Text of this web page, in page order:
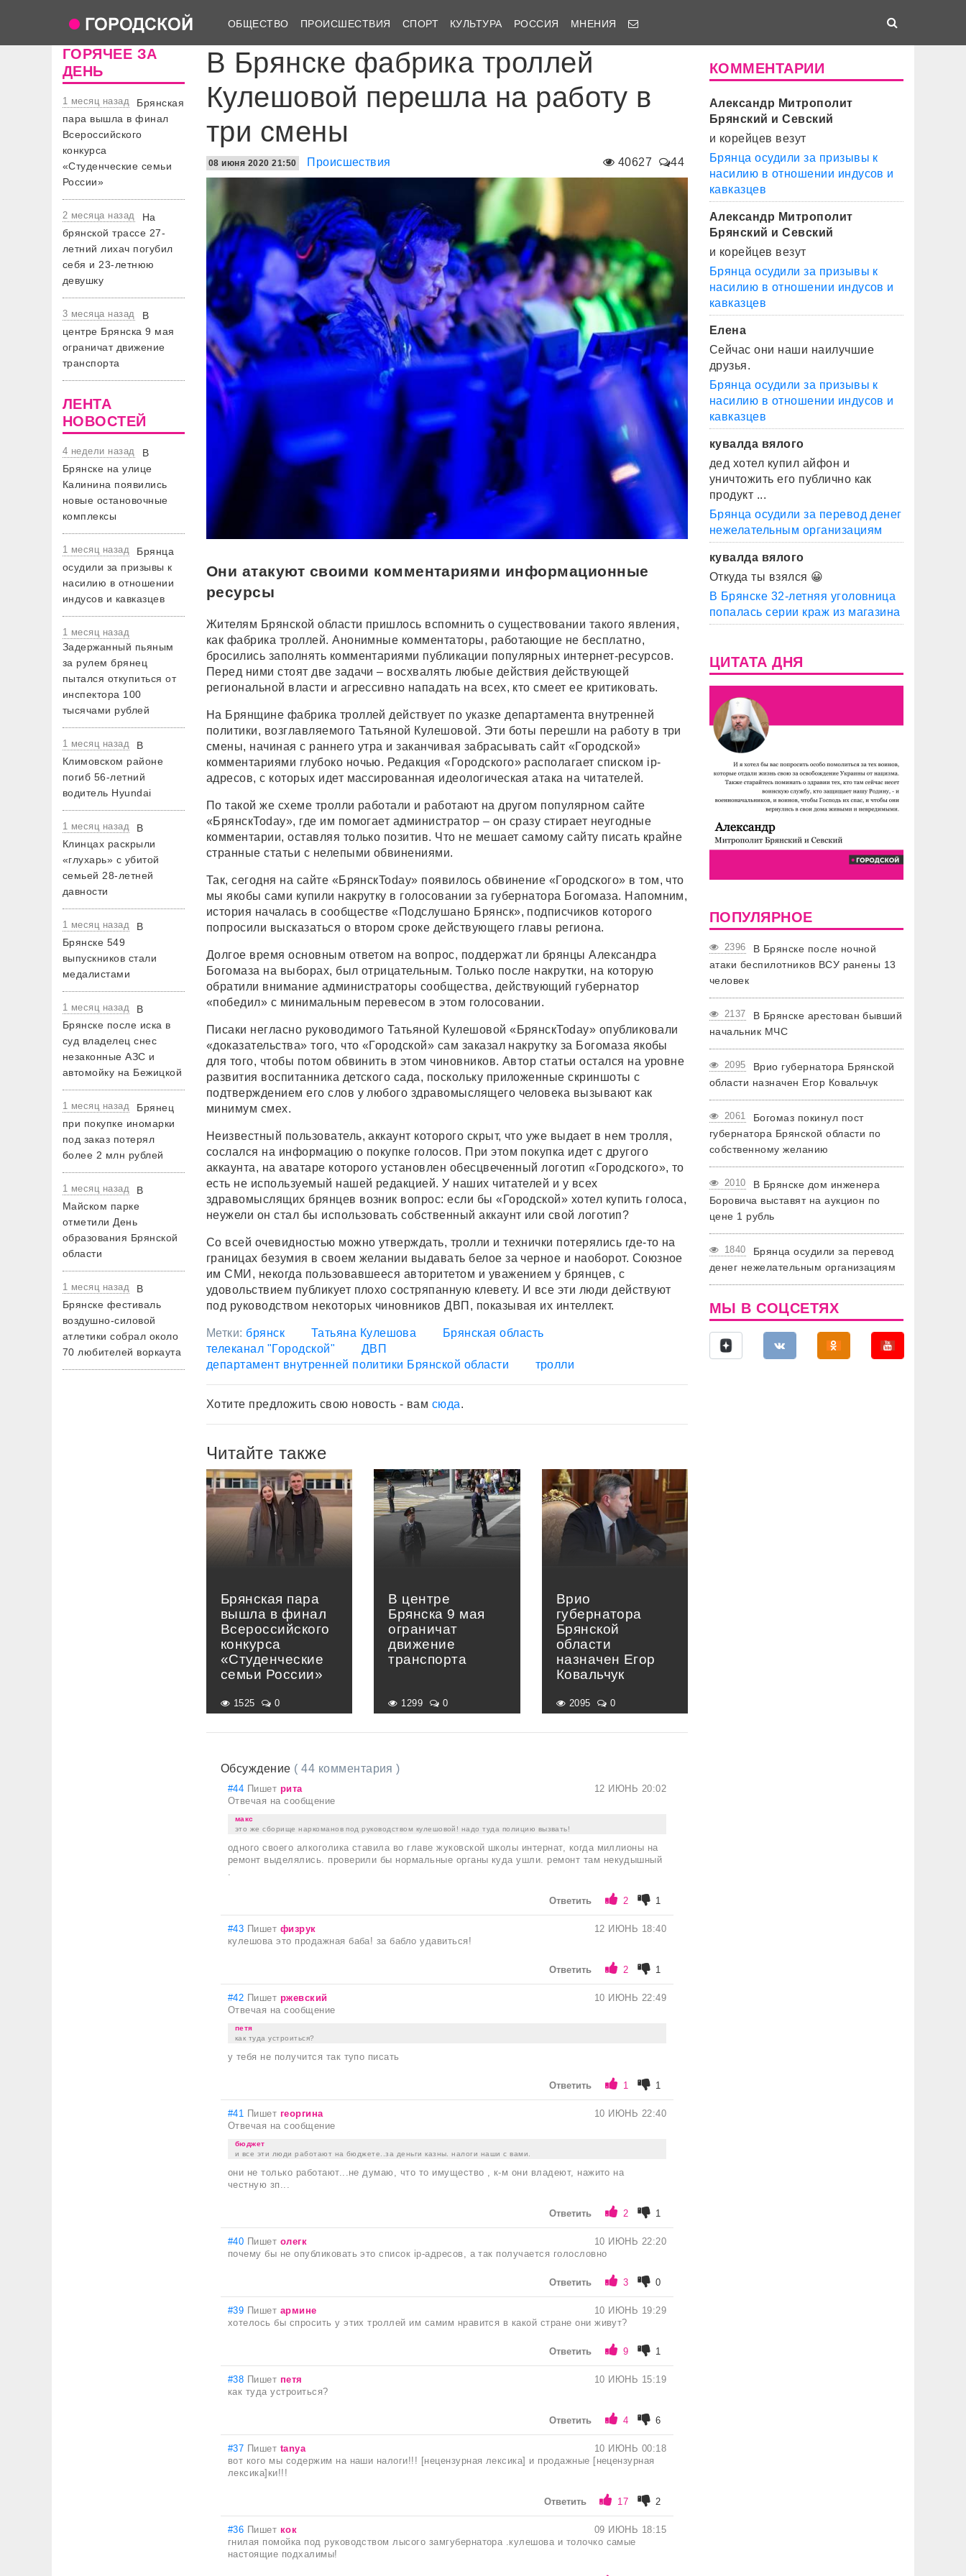
ОБЩЕСТВО ПРОИСШЕСТВИЯ СПОРТ КУЛЬТУРА РОССИЯ МНЕНИЯ
ГОРЯЧЕЕ ЗА
ДЕНЬ
1 месяц назад
Брянская
пара вышла в финал
Всероссийского
конкурса
«Студенческие семьи
России»
2 месяца назад
На
брянской трассе 27-
летний лихач погубил
себя и 23-летнюю
девушку
3 месяца назад
В
центре Брянска 9 мая
ограничат движение
транспорта
ЛЕНТА
НОВОСТЕЙ
4 недели назад
В
Брянске на улице
Калинина появились
новые остановочные
комплексы
1 месяц назад
Брянца
осудили за призывы к
насилию в отношении
индусов и кавказцев
1 месяц назад
Задержанный пьяным
за рулем брянец
пытался откупиться от
инспектора 100
тысячами рублей
1 месяц назад
В
Климовском районе
погиб 56-летний
водитель Hyundai
1 месяц назад
В
Клинцах раскрыли
«глухарь» с убитой
семьей 28-летней
давности
1 месяц назад
В
Брянске 549
выпускников стали
медалистами
1 месяц назад
В
Брянске после иска в
суд владелец снес
незаконные АЗС и
автомойку на Бежицкой
1 месяц назад
Брянец
при покупке иномарки
под заказ потерял
более 2 млн рублей
1 месяц назад
В
Майском парке
отметили День
образования Брянской
области
1 месяц назад
В
Брянске фестиваль
воздушно-силовой
атлетики собрал около
70 любителей воркаута
В Брянске фабрика троллей
Кулешовой перешла на работу в
три смены
40627 44
08 июня 2020 21:50 Происшествия
Они атакуют своими комментариями информационные
ресурсы
Жителям Брянской области пришлось вспомнить о существовании такого явления,
как фабрика троллей. Анонимные комментаторы, работающие не бесплатно,
бросились заполнять комментариями публикации популярных интернет-ресурсов.
Перед ними стоят две задачи – восхвалять любые действия действующей
региональной власти и агрессивно нападать на всех, кто смеет ее критиковать.
На Брянщине фабрика троллей действует по указке департамента внутренней
политики, возглавляемого Татьяной Кулешовой. Эти боты перешли на работу в три
смены, начиная с раннего утра и заканчивая забрасывать сайт «Городской»
комментариями глубоко ночью. Редакция «Городского» располагает списком ip-
адресов, с которых идет массированная идеологическая атака на читателей.
По такой же схеме тролли работали и работают на другом популярном сайте
«БрянскTodaу», где им помогает администратор – он сразу стирает неугодные
комментарии, оставляя только позитив. Что не мешает самому сайту писать крайне
странные статьи с нелепыми обвинениями.
Так, сегодня на сайте «БрянскToday» появилось обвинение «Городского» в том, что
мы якобы сами купили накрутку в голосовании за губернатора Богомаза. Напомним,
история началась в сообществе «Подслушано Брянск», подписчиков которого
попросили высказаться о втором сроке действующего главы региона.
Долгое время основным ответом на вопрос, поддержат ли брянцы Александра
Богомаза на выборах, был отрицательным. Только после накрутки, на которую
обратили внимание администраторы сообщества, действующий губернатор
«победил» с минимальным перевесом в этом голосовании.
Писаки негласно руководимого Татьяной Кулешовой «БрянскToday» опубликовали
«доказательства» того, что «Городской» сам заказал накрутку за Богомаза якобы
для того, чтобы потом обвинить в этом чиновников. Автор статьи остался на уровне
развития воспитанника детского сада, поскольку приложенные скриншоты с
подтверждением его слов у любого здравомыслящего человека вызывают как
минимум смех.
Неизвестный пользователь, аккаунт которого скрыт, что уже выдает в нем тролля,
сослался на информацию о покупке голосов. При этом покупка идет с другого
аккаунта, на аватаре которого установлен обесцвеченный логотип «Городского», то
есть не используемый нашей редакцией. У наших читателей и у всех
здравомыслящих брянцев возник вопрос: если бы «Городской» хотел купить голоса,
неужели он стал бы использовать собственный аккаунт или свой логотип?
Со всей очевидностью можно утверждать, тролли и технички потерялись где-то на
границах безумия в своем желании выдавать белое за черное и наоборот. Союзное
им СМИ, некогда пользовавшееся авторитетом и уважением у брянцев, с
удовольствием публикует плохо состряпанную клевету. И все эти люди действуют
под руководством некоторых чиновников ДВП, показывая их интеллект.
Метки: брянск Татьяна Кулешова
Брянская область
телеканал "Городской"
ДВП
департамент внутренней политики Брянской области
тролли
Хотите предложить свою новость - вам сюда.
Читайте также
Брянская пара
вышла в финал
Всероссийского
конкурса
«Студенческие
семьи России»
1525 0
В центре
Брянска 9 мая
ограничат
движение
транспорта
1299 0
Врио
губернатора
Брянской
области
назначен Егор
Ковальчук
2095 0
Обсуждение ( 44 комментария )
#44 Пишет рита
12 ИЮНЬ 20:02
Отвечая на сообщение
макс
это же сборище наркоманов под руководством кулешовой! надо туда полицию вызвать!
одного своего алкоголика ставила во главе жуковской школы интернат, когда миллионы на
ремонт выделялись. проверили бы нормальные органы куда ушли. ремонт там некудышный
Ответить 2 1
#43 Пишет физрук
12 ИЮНЬ 18:40
кулешова это продажная баба! за бабло удавиться!
Ответить 2 1
#42 Пишет ржевский
10 ИЮНЬ 22:49
Отвечая на сообщение
петя
как туда устроиться?
у тебя не получится так тупо писать
Ответить 1 1
#41 Пишет георгина
10 ИЮНЬ 22:40
Отвечая на сообщение
бюджет
и все эти люди работают на бюджете..за деньги казны. налоги наши с вами.
они не только работают...не думаю, что то имущество , к-м они владеют, нажито на
честную зп...
Ответить 2 1
#40 Пишет олегк
10 ИЮНЬ 22:20
почему бы не опубликовать это список ip-адресов, а так получается голословно
Ответить 3 0
#39 Пишет армине
10 ИЮНЬ 19:29
хотелось бы спросить у этих троллей им самим нравится в какой стране они живут?
Ответить 9 1
#38 Пишет петя
10 ИЮНЬ 15:19
как туда устроиться?
Ответить 4 6
#37 Пишет tanya
10 ИЮНЬ 00:18
вот кого мы содержим на наши налоги!!! [нецензурная лексика] и продажные [нецензурная
лексика]ки!!!
Ответить 17 2
#36 Пишет кок
09 ИЮНЬ 18:15
гнилая помойка под руководством лысого замгубернатора .кулешова и толочко самые
настоящие подхалимы!
КОММЕНТАРИИ
Александр Митрополит
Брянский и Севский
и корейцев везут
Брянца осудили за призывы к
насилию в отношении индусов и
кавказцев
Александр Митрополит
Брянский и Севский
и корейцев везут
Брянца осудили за призывы к
насилию в отношении индусов и
кавказцев
Елена
Сейчас они наши наилучшие
друзья.
Брянца осудили за призывы к
насилию в отношении индусов и
кавказцев
кувалда вялого
дед хотел купил айфон и
уничтожить его публично как
продукт ...
Брянца осудили за перевод денег
нежелательным организациям
кувалда вялого
Откуда ты взялся 😀
В Брянске 32-летняя уголовница
попалась серии краж из магазина
ЦИТАТА ДНЯ
ПОПУЛЯРНОЕ
2396
В Брянске после ночной
атаки беспилотников ВСУ ранены 13
человек
2137
В Брянске арестован бывший
начальник МЧС
2095
Врио губернатора Брянской
области назначен Егор Ковальчук
2061
Богомаз покинул пост
губернатора Брянской области по
собственному желанию
2010
В Брянске дом инженера
Боровича выставят на аукцион по
цене 1 рубль
1840
Брянца осудили за перевод
денег нежелательным организациям
МЫ В СОЦСЕТЯХ